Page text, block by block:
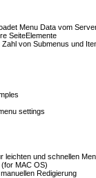
Menu Data vom
SeiteElemente
von Submenus und
settings
und schnellen
(for MAC OS)
Redigierung